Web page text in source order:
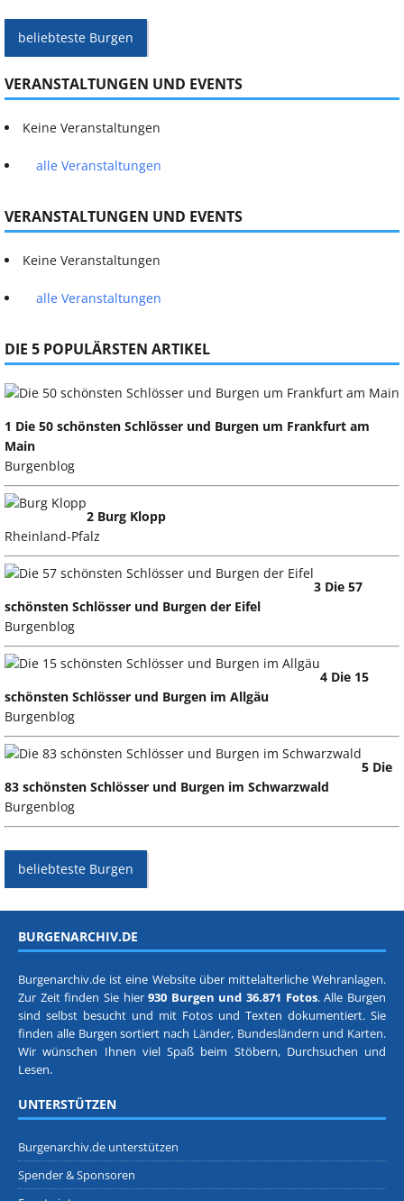
beliebteste Burgen
VERANSTALTUNGEN UND EVENTS
Keine Veranstaltungen
alle Veranstaltungen
VERANSTALTUNGEN UND EVENTS
Keine Veranstaltungen
alle Veranstaltungen
DIE 5 POPULÄRSTEN ARTIKEL
1 Die 50 schönsten Schlösser und Burgen um Frankfurt am
Main
Burgenblog
2 Burg Klopp
Rheinland-Pfalz
3 Die 57
schönsten Schlösser und Burgen der Eifel
Burgenblog
4 Die 15
schönsten Schlösser und Burgen im Allgäu
Burgenblog
5 Die
83 schönsten Schlösser und Burgen im Schwarzwald
Burgenblog
beliebteste Burgen
BURGENARCHIV.DE
Burgenarchiv.de ist eine Website über mittelalterliche Wehranlagen.
Zur Zeit finden Sie hier930 Burgen und 36.871 Fotos. Alle Burgen
sind selbst besucht und mit Fotos und Texten dokumentiert. Sie
finden alle Burgen sortiert nach Länder, Bundesländern und Karten.
Wir wünschen Ihnen viel Spaß beim Stöbern, Durchsuchen und
Lesen.
UNTERSTÜTZEN
Burgenarchiv.de unterstützen
Spender & Sponsoren